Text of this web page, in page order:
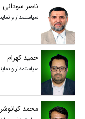
ناصر سودانی
سیاستمدار و
حمید کهرام
سیاستمدار و
محمد